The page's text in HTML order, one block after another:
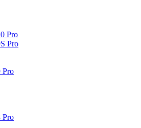
Pro
Pro
Pro
Pro